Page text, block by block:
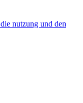
nutzung und den